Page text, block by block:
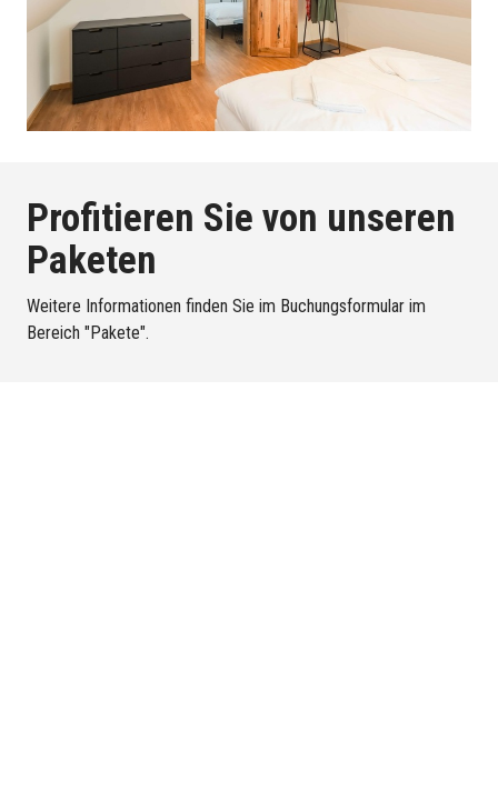
Profitieren Sie von unseren
Paketen
Weitere Informationen finden Sie im Buchungsformular im
Bereich "Pakete".